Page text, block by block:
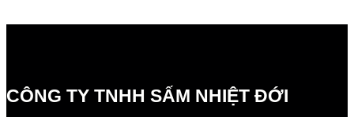
CÔNG TY TNHH SẤM NHIỆT ĐỚI